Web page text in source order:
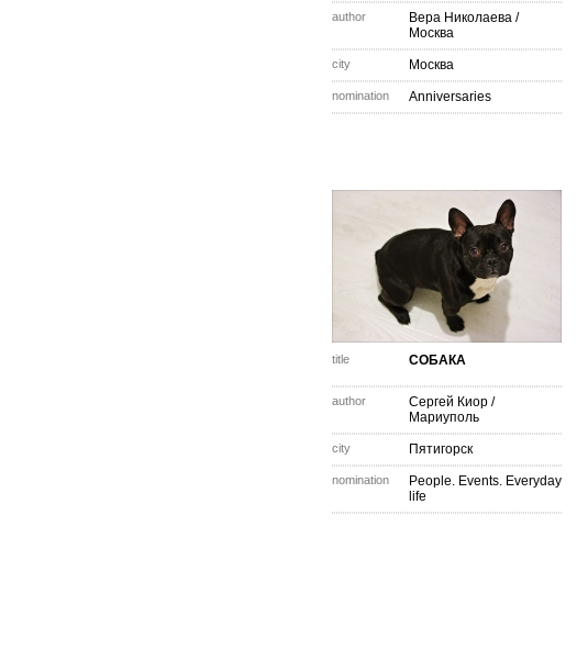
author Вера Николаева /
Москва
city Москва
nomination Anniversaries
title СОБАКА
author Сергей Киор /
Мариуполь
city Пятигорск
nomination
People. Events. Everyday
life